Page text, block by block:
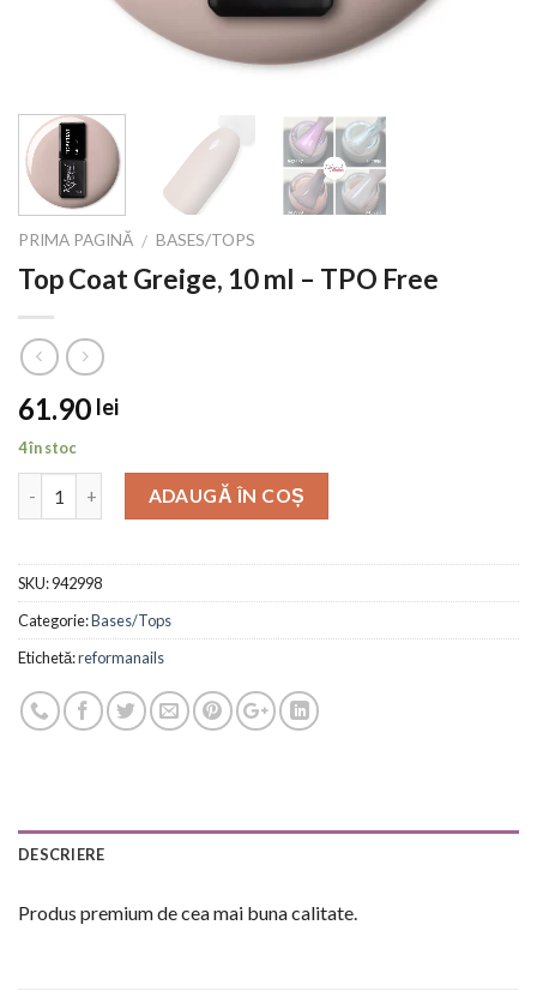
PRIMA PAGINĂ / BASES/TOPS
Top Coat Greige, 10 ml – TPO Free
61.90 lei
4 în stoc
ADAUGĂ ÎN COȘ
SKU:942998
Categorie:Bases/Tops
Etichetă:reformanails
DESCRIERE
Produs premium de cea mai buna calitate.